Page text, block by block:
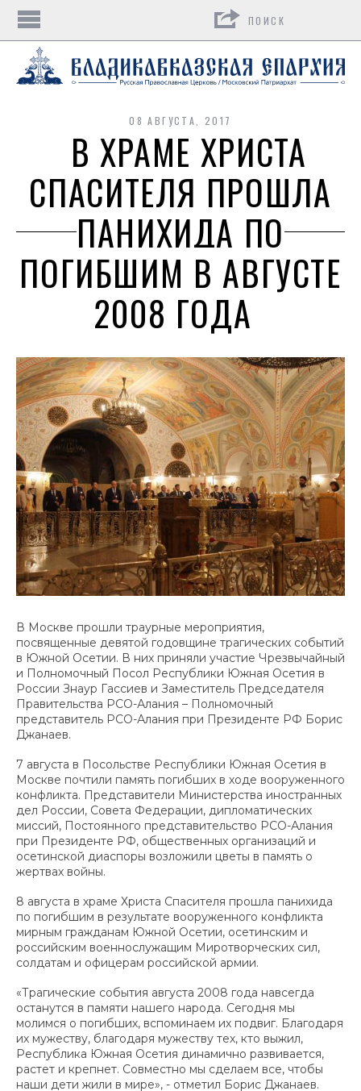
08 АВГУСТА, 2017
В ХРАМЕ ХРИСТА
СПАСИТЕЛЯ ПРОШЛА
ПАНИХИДА ПО
ПОГИБШИМ В АВГУСТЕ
2008 ГОДА
В Москве прошли траурные мероприятия,
посвященные девятой годовщине трагических событий
в Южной Осетии. В них приняли участие Чрезвычайный
и Полномочный Посол Республики Южная Осетия в
России Знаур Гассиев и Заместитель Председателя
Правительства РСО-Алания – Полномочный
представитель РСО-Алания при Президенте РФ Борис
Джанаев.
7 августа в Посольстве Республики Южная Осетия в
Москве почтили память погибших в ходе вооруженного
конфликта. Представители Министерства иностранных
дел России, Совета Федерации, дипломатических
миссий, Постоянного представительство РСО-Алания
при Президенте РФ, общественных организаций и
осетинской диаспоры возложили цветы в память о
жертвах войны.
8 августа в храме Христа Спасителя прошла панихида
по погибшим в результате вооруженного конфликта
мирным гражданам Южной Осетии, осетинским и
российским военнослужащим Миротворческих сил,
солдатам и офицерам российской армии.
«Трагические события августа 2008 года навсегда
останутся в памяти нашего народа. Сегодня мы
молимся о погибших, вспоминаем их подвиг. Благодаря
их мужеству, благодаря мужеству тех, кто выжил,
Республика Южная Осетия динамично развивается,
растет и крепнет. Совместно мы сделаем все, чтобы
наши дети жили в мире», - отметил Борис Джанаев.